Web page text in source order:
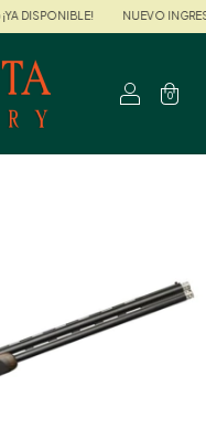
DISPONIBLE! NUEVO
0